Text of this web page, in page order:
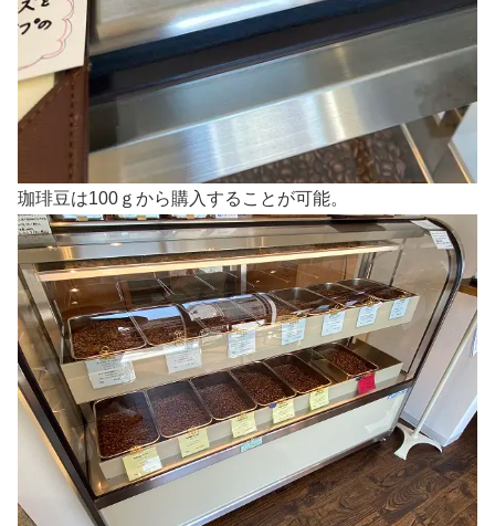
珈琲豆は100ｇから購入することが可能。